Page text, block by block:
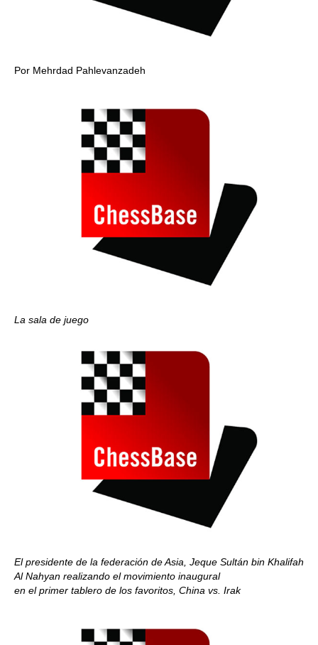
Por Mehrdad Pahlevanzadeh
La sala de juego
El presidente de la federación de Asia, Jeque Sultán bin Khalifah
Al Nahyan realizando el movimiento inaugural
en el primer tablero de los favoritos, China vs. Irak